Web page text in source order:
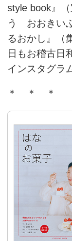
style book』
う おおきい
るおかし』（
日もお稽古日
インスタグラ
＊ ＊ ＊